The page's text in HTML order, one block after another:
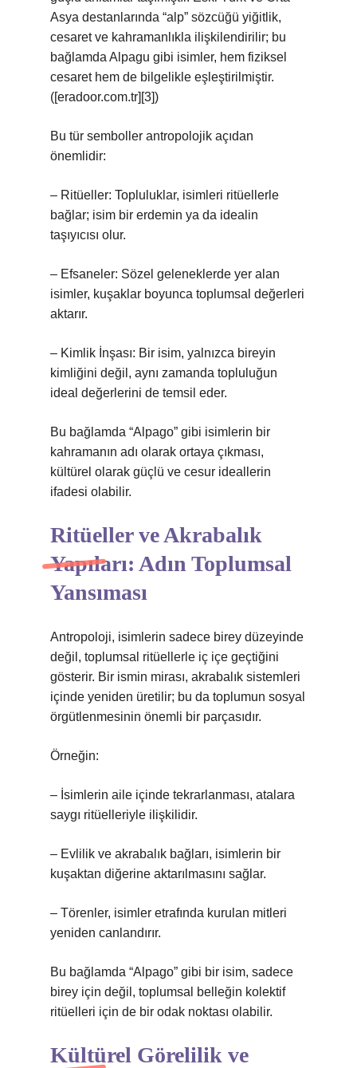
Asya destanlarında “alp” sözcüğü yiğitlik,
cesaret ve kahramanlıkla ilişkilendirilir; bu
bağlamda Alpagu gibi isimler, hem fiziksel
cesaret hem de bilgelikle eşleştirilmiştir.
([eradoor.com.tr][3])
Bu tür semboller antropolojik açıdan
önemlidir:
– Ritüeller: Topluluklar, isimleri ritüellerle
bağlar; isim bir erdemin ya da idealin
taşıyıcısı olur.
– Efsaneler: Sözel geleneklerde yer alan
isimler, kuşaklar boyunca toplumsal değerleri
aktarır.
– Kimlik İnşası: Bir isim, yalnızca bireyin
kimliğini değil, aynı zamanda topluluğun
ideal değerlerini de temsil eder.
Bu bağlamda “Alpago” gibi isimlerin bir
kahramanın adı olarak ortaya çıkması,
kültürel olarak güçlü ve cesur ideallerin
ifadesi olabilir.
Ritüeller ve Akrabalık
Yapıları: Adın Toplumsal
Yansıması
Antropoloji, isimlerin sadece birey düzeyinde
değil, toplumsal ritüellerle iç içe geçtiğini
gösterir. Bir ismin mirası, akrabalık sistemleri
içinde yeniden üretilir; bu da toplumun sosyal
örgütlenmesinin önemli bir parçasıdır.
Örneğin:
– İsimlerin aile içinde tekrarlanması, atalara
saygı ritüelleriyle ilişkilidir.
– Evlilik ve akrabalık bağları, isimlerin bir
kuşaktan diğerine aktarılmasını sağlar.
– Törenler, isimler etrafında kurulan mitleri
yeniden canlandırır.
Bu bağlamda “Alpago” gibi bir isim, sadece
birey için değil, toplumsal belleğin kolektif
ritüelleri için de bir odak noktası olabilir.
Kültürel Görelilik ve